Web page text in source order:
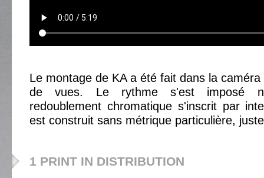
Le montage de KA a été fait dans la
de vues. Le rythme s'est imposé
redoublement chromatique s'inscrit par
est construit sans métrique particulière,
1 PRINT IN DISTRIBUTION